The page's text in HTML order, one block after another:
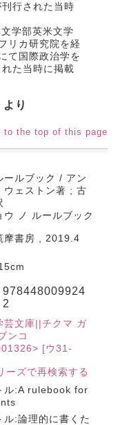
行された当時
学部英米文学
リカ研究院を経
て国際政治学を
た当時に掲載
り
to the top of this page
ールブック / アン
ウェストン著 ; 古
ウ ノ ルールブック
摩書房 , 2019.4
978448009924
2
芸文庫||チクマ ガ
ンコ
[ウ31-
ズで再検索する
ル:A rulebook for
ル:論理的に書くた